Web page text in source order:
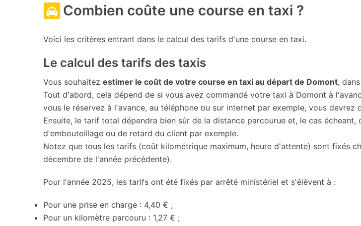
Combien coûte une course en taxi ?
Voici les critères entrant dans le calcul des tarifs d'une course en taxi.
Le calcul des tarifs des taxis
Vous souhaitez estimer le coût de votre course en taxi au départ de Domont,
Tout d'abord, cela dépend de si vous avez commandé votre taxi à Domont à
vous le réservez à l'avance, au téléphone ou sur internet par exemple, vous
Ensuite, le tarif total dépendra bien sûr de la distance parcourue et, le cas
d'embouteillage ou de retard du client par exemple.
Notez que tous les tarifs (coût kilométrique maximum, heure d'attente) sont fixés
décembre de l'année précédente).
Pour l'année 2025, les tarifs ont été fixés par arrêté ministériel et s'élèvent à :
Pour une prise en charge : 4,40 € ;
Pour un kilomètre parcouru : 1,27 € ;